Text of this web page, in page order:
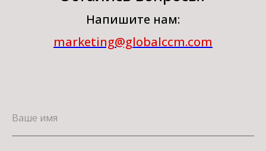
Напишите нам:
marketing@globalccm.com